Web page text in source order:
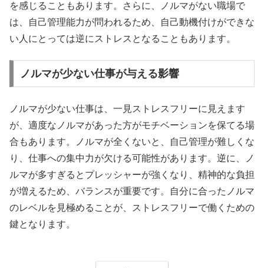
を感じることもあります。さらに、ノルマがない職場で
は、自己管理能力が問われるため、自己動機付けができな
い人にとっては逆にストレスとなることもあります。
ノルマが少ない仕事が与える影響
ノルマが少ない仕事は、一見ストレスフリーに見えます
が、適度なノルマがあった方がモチベーションを保てる場
合もあります。ノルマが全くないと、自己管理が難しくな
り、仕事への集中力が欠ける可能性があります。逆に、ノ
ルマが多すぎるとプレッシャーが強くなり、精神的な負担
が増えるため、バランスが重要です。自分に合ったノルマ
のレベルを見極めることが、ストレスフリーで働くための
鍵となります。